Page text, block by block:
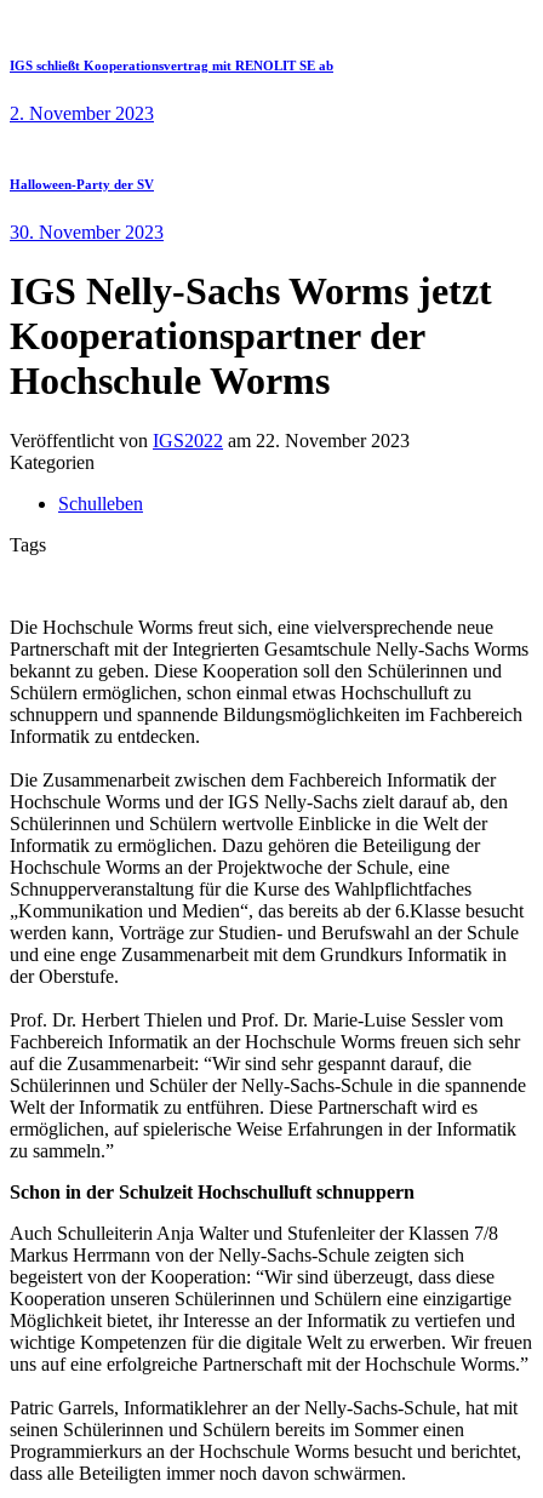
IGS schließt Kooperationsvertrag mit RENOLIT SE ab
2. November 2023
Halloween-Party der SV
30. November 2023
IGS Nelly-Sachs Worms jetzt
Kooperationspartner der
Hochschule Worms
Veröffentlicht von IGS2022 am 22. November 2023
Kategorien
Schulleben
Tags
Die Hochschule Worms freut sich, eine vielversprechende neue
Partnerschaft mit der Integrierten Gesamtschule Nelly-Sachs Worms
bekannt zu geben. Diese Kooperation soll den Schülerinnen und
Schülern ermöglichen, schon einmal etwas Hochschulluft zu
schnuppern und spannende Bildungsmöglichkeiten im Fachbereich
Informatik zu entdecken.
Die Zusammenarbeit zwischen dem Fachbereich Informatik der
Hochschule Worms und der IGS Nelly-Sachs zielt darauf ab, den
Schülerinnen und Schülern wertvolle Einblicke in die Welt der
Informatik zu ermöglichen. Dazu gehören die Beteiligung der
Hochschule Worms an der Projektwoche der Schule, eine
Schnupperveranstaltung für die Kurse des Wahlpflichtfaches
„Kommunikation und Medien“, das bereits ab der 6.Klasse besucht
werden kann, Vorträge zur Studien- und Berufswahl an der Schule
und eine enge Zusammenarbeit mit dem Grundkurs Informatik in
der Oberstufe.
Prof. Dr. Herbert Thielen und Prof. Dr. Marie-Luise Sessler vom
Fachbereich Informatik an der Hochschule Worms freuen sich sehr
auf die Zusammenarbeit: “Wir sind sehr gespannt darauf, die
Schülerinnen und Schüler der Nelly-Sachs-Schule in die spannende
Welt der Informatik zu entführen. Diese Partnerschaft wird es
ermöglichen, auf spielerische Weise Erfahrungen in der Informatik
zu sammeln.”
Schon in der Schulzeit Hochschulluft schnuppern
Auch Schulleiterin Anja Walter und Stufenleiter der Klassen 7/8
Markus Herrmann von der Nelly-Sachs-Schule zeigten sich
begeistert von der Kooperation: “Wir sind überzeugt, dass diese
Kooperation unseren Schülerinnen und Schülern eine einzigartige
Möglichkeit bietet, ihr Interesse an der Informatik zu vertiefen und
wichtige Kompetenzen für die digitale Welt zu erwerben. Wir freuen
uns auf eine erfolgreiche Partnerschaft mit der Hochschule Worms.”
Patric Garrels, Informatiklehrer an der Nelly-Sachs-Schule, hat mit
seinen Schülerinnen und Schülern bereits im Sommer einen
Programmierkurs an der Hochschule Worms besucht und berichtet,
dass alle Beteiligten immer noch davon schwärmen.